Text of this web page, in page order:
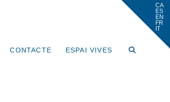
CONTACTE ESPAI VIVES